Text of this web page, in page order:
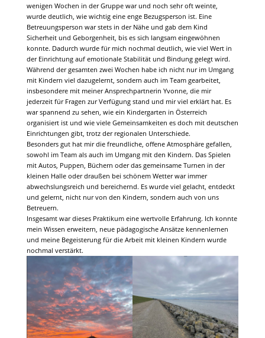
wenigen Wochen in der Gruppe war und noch sehr oft weinte,
wurde deutlich, wie wichtig eine enge Bezugsperson ist. Eine
Betreuungsperson war stets in der Nähe und gab dem Kind
Sicherheit und Geborgenheit, bis es sich langsam eingewöhnen
konnte. Dadurch wurde für mich nochmal deutlich, wie viel Wert in
der Einrichtung auf emotionale Stabilität und Bindung gelegt wird.
Während der gesamten zwei Wochen habe ich nicht nur im Umgang
mit Kindern viel dazugelernt, sondern auch im Team gearbeitet,
insbesondere mit meiner Ansprechpartnerin Yvonne, die mir
jederzeit für Fragen zur Verfügung stand und mir viel erklärt hat. Es
war spannend zu sehen, wie ein Kindergarten in Österreich
organisiert ist und wie viele Gemeinsamkeiten es doch mit deutschen
Einrichtungen gibt, trotz der regionalen Unterschiede.
Besonders gut hat mir die freundliche, offene Atmosphäre gefallen,
sowohl im Team als auch im Umgang mit den Kindern. Das Spielen
mit Autos, Puppen, Büchern oder das gemeinsame Turnen in der
kleinen Halle oder draußen bei schönem Wetter war immer
abwechslungsreich und bereichernd. Es wurde viel gelacht, entdeckt
und gelernt, nicht nur von den Kindern, sondern auch von uns
Betreuern.
Insgesamt war dieses Praktikum eine wertvolle Erfahrung. Ich konnte
mein Wissen erweitern, neue pädagogische Ansätze kennenlernen
und meine Begeisterung für die Arbeit mit kleinen Kindern wurde
nochmal verstärkt.